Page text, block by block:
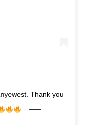
Thank you